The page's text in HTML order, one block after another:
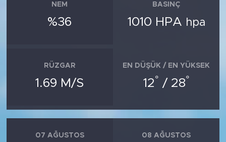
NEM
%36
BASINÇ
1010 HPA hpa
RÜZGAR
1.69 M/S
EN DÜŞÜK / EN YÜKSEK
12° / 28°
07 AĞUSTOS 08 AĞUSTOS
KADIN
SİYASET
MEDYA KÖŞESİ
FOTO GALERİ
VİDEOLAR